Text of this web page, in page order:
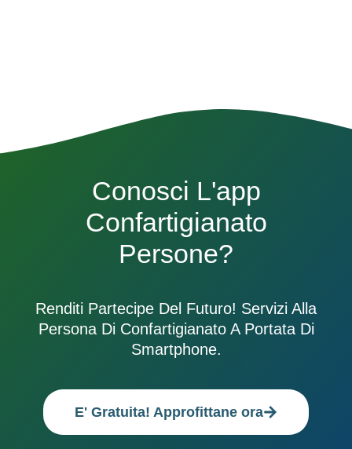
Conosci L'app
Confartigianato
Persone?
Renditi Partecipe Del Futuro! Servizi Alla
Persona Di Confartigianato A Portata Di
Smartphone.
E' Gratuita! Approfittane ora